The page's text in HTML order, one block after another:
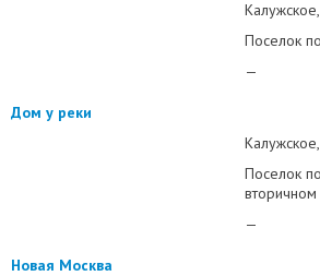
Калужское
Поселок
—
Дом у реки
Калужское
Поселок
—
Новая Москва